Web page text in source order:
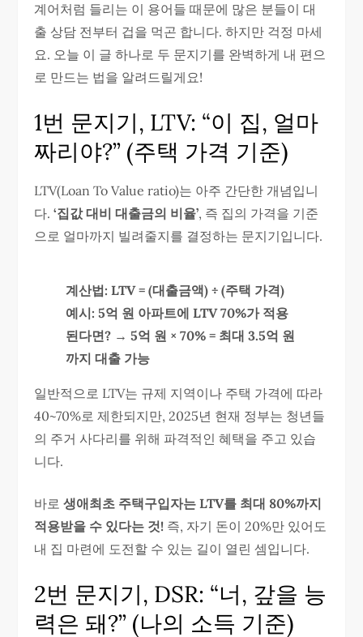
계어처럼 들리는 이 용어들 때문에 많은 분들이 대
출 상담 전부터 겁을 먹곤 합니다. 하지만 걱정 마세
요. 오늘 이 글 하나로 두 문지기를 완벽하게 내 편으
로 만드는 법을 알려드릴게요!
1번 문지기, LTV: “이 집, 얼마
짜리야?” (주택 가격 기준)
LTV(Loan To Value ratio)는 아주 간단한 개념입니
다.‘집값 대비 대출금의 비율’, 즉 집의 가격을 기준
으로 얼마까지 빌려줄지를 결정하는 문지기입니다.
계산법: LTV = (대출금액) ÷ (주택 가격)
예시: 5억 원 아파트에 LTV 70%가 적용
된다면? → 5억 원 × 70% = 최대 3.5억 원
까지 대출 가능
일반적으로 LTV는 규제 지역이나 주택 가격에 따라
40~70%로 제한되지만, 2025년 현재 정부는 청년들
의 주거 사다리를 위해 파격적인 혜택을 주고 있습
니다.
바로생애최초 주택구입자는 LTV를 최대 80%까지
적용받을 수 있다는 것! 즉, 자기 돈이 20%만 있어도
내 집 마련에 도전할 수 있는 길이 열린 셈입니다.
2번 문지기, DSR: “너, 갚을 능
력은 돼?” (나의 소득 기준)